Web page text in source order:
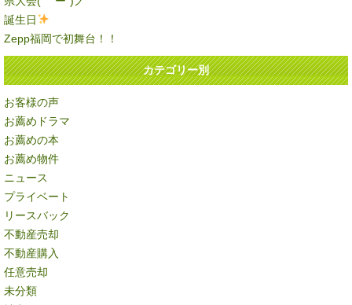
誕生日
Zepp福岡で初舞台！！
カテゴリー別
お客様の声
お薦めドラマ
お薦めの本
お薦め物件
ニュース
プライベート
リースバック
不動産売却
不動産購入
任意売却
未分類